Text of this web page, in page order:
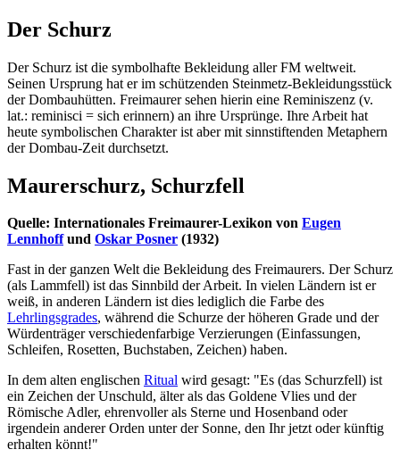
Der Schurz
Der Schurz ist die symbolhafte Bekleidung aller FM weltweit.
Seinen Ursprung hat er im schützenden Steinmetz-Bekleidungsstück
der Dombauhütten. Freimaurer sehen hierin eine Reminiszenz (v.
lat.: reminisci = sich erinnern) an ihre Ursprünge. Ihre Arbeit hat
heute symbolischen Charakter ist aber mit sinnstiftenden Metaphern
der Dombau-Zeit durchsetzt.
Maurerschurz, Schurzfell
Quelle: Internationales Freimaurer-Lexikon von Eugen
Lennhoffund Oskar Posner (1932)
Fast in der ganzen Welt die Bekleidung des Freimaurers. Der Schurz
(als Lammfell) ist das Sinnbild der Arbeit. In vielen Ländern ist er
weiß, in anderen Ländern ist dies lediglich die Farbe des
Lehrlingsgrades, während die Schurze der höheren Grade und der
Würdenträger verschiedenfarbige Verzierungen (Einfassungen,
Schleifen, Rosetten, Buchstaben, Zeichen) haben.
In dem alten englischen Ritual wird gesagt: "Es (das Schurzfell) ist
ein Zeichen der Unschuld, älter als das Goldene Vlies und der
Römische Adler, ehrenvoller als Sterne und Hosenband oder
irgendein anderer Orden unter der Sonne, den Ihr jetzt oder künftig
erhalten könnt!"